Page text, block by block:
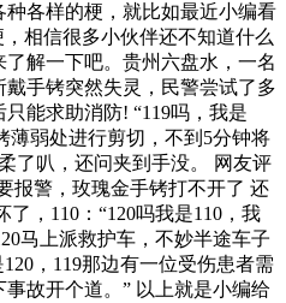
各样的梗，就比如最近小编看
，相信很多小伙伴还不知道什么
解一下吧。贵州六盘水，一名
手铐突然失灵，民警尝试了多
能求助消防! “119吗，我是
薄弱处进行剪切，不到5分钟将
了叭，还问夹到手没。 网友评
报警，玫瑰金手铐打不开了 还
，110：“120吗我是110，我
马上派救护车，不妙半途车子
，119那边有一位受伤患者需
故开个道。” 以上就是小编给